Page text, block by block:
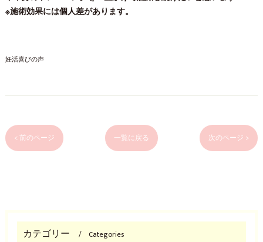
※施術効果には個人差があります。
妊活喜びの声
< 前のページ 一覧に戻る 次のページ >
カテゴリー Categories